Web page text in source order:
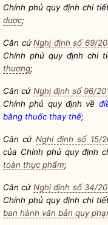
Chính phủ quy định chi
dược;
Căn cứNghị định số 69/
Chính phủ quy định chi
thương;
Căn cứ Nghị định số 96/
Chính phủ quy định về
bằng thuốc thay thế;
Căn cứ Nghị định số 15/
của Chính phủ quy định
toàn thực phẩm;
Căn cứ Nghị định số 34/
Chính phủ quy định chi
ban hành văn bản quy